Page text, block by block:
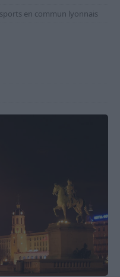
en commun lyonnais